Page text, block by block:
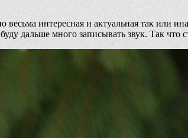
весьма интересная и актуальная так
дальше много записывать звук. Так